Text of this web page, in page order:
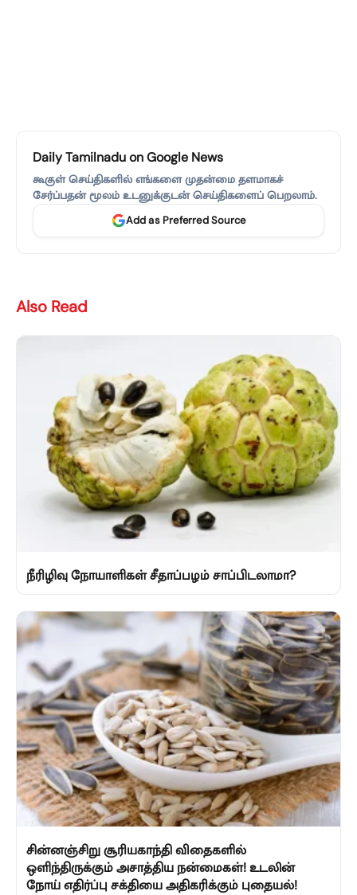
Daily Tamilnadu on Google News
கூகுள் செய்திகளில் எங்களை முதன்மை தளமாகச்
சேர்ப்பதன் மூலம் உடனுக்குடன் செய்திகளைப் பெறலாம்.
Add as Preferred Source
Also Read
நீரிழிவு நோயாளிகள் சீதாப்பழம் சாப்பிடலாமா?
சின்னஞ்சிறு சூரியகாந்தி விதைகளில்
ஒளிந்திருக்கும் அசாத்திய நன்மைகள்! உடலின்
நோய் எதிர்ப்பு சக்தியை அதிகரிக்கும் புதையல்!